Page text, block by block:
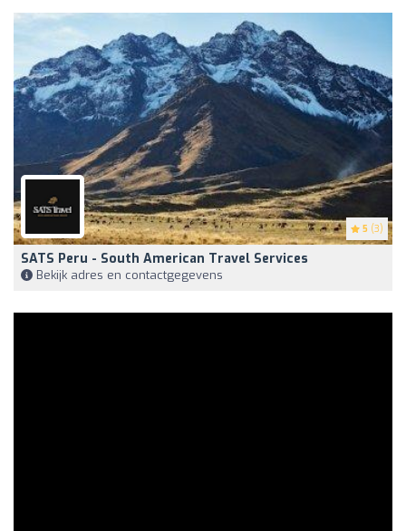
5 (3)
SATS Peru - South American Travel Services
Bekijk adres en contactgegevens